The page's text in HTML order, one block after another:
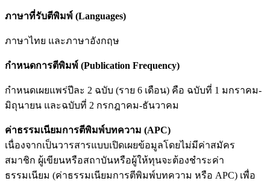
ภาษาที่รับตีพิมพ์ (Languages)
ภาษาไทย และภาษาอังกฤษ
กำหนดการตีพิมพ์ (Publication Frequency)
กำหนดเผยแพร่ปีละ 2 ฉบับ (ราย 6 เดือน) คือ ฉบับที่ 1 มกราคม-
มิถุนายน และฉบับที่ 2 กรกฎาคม-ธันวาคม
ค่าธรรมเนียมการตีพิมพ์บทความ (APC)
เนื่องจากเป็นวารสารแบบเปิดเผยข้อมูลโดยไม่มีค่าสมัคร
สมาชิก ผู้เขียนหรือสถาบันหรือผู้ให้ทุนจะต้องชำระค่า
ธรรมเนียม (ค่าธรรมเนียมการตีพิมพ์บทความ หรือ APC) เพื่อ